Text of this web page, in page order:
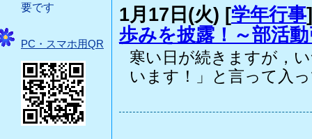
要です
PC・スマホ用QR
1月17日(火) [学年行事
歩みを披露！～部活
寒い日が続きますが，
います！」と言って入